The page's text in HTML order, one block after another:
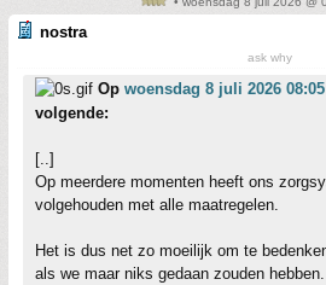
nostra
ask why
Op woensdag 8 juli 2026 08:05
volgende:
[..]
Op meerdere momenten heeft ons
volgehouden met alle maatregelen.
Het is dus net zo moeilijk om te
als we maar niks gedaan zouden hebben.